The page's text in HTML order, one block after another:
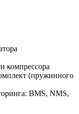
компрессора
(пружинного
BMS, NMS,